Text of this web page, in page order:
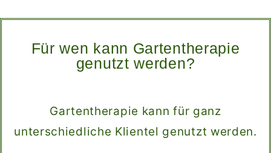
Für wen kann Gartentherapie
genutzt werden?
Gartentherapie kann für ganz
unterschiedliche Klientel genutzt werden.